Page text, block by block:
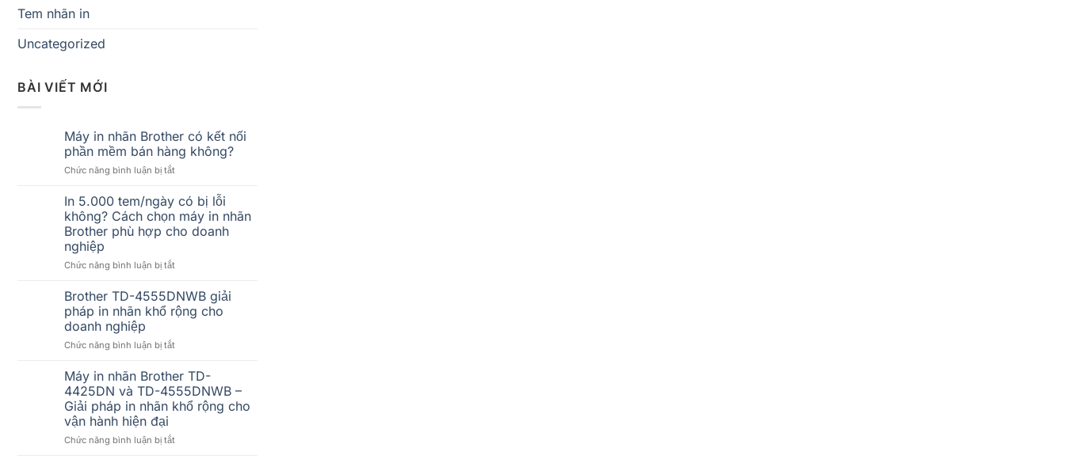
Tem nhãn in
Uncategorized
BÀI VIẾT MỚI
Máy in nhãn Brother có kết nối
phần mềm bán hàng không?
Chức năng bình luận bị tắtở
in
nhãn
Brother
có
nối
mềm
bán
hàng
In 5.000 tem/ngày có bị lỗi
không? Cách chọn máy in nhãn
Brother phù hợp cho doanh
nghiệp
Chức năng bình luận bị tắtở
5.000
tem/ngày
có
lỗi
Cách
chọn
máy
in
Brother
Brother TD-4555DNWB giải
pháp in nhãn khổ rộng cho
doanh nghiệp
Chức năng bình luận bị tắtở
TD-
4555DNWB
giải
pháp
nhãn
Máy in nhãn Brother TD-
4425DN và TD-4555DNWB –
Giải pháp in nhãn khổ rộng cho
vận hành hiện đại
Chức năng bình luận bị tắtở